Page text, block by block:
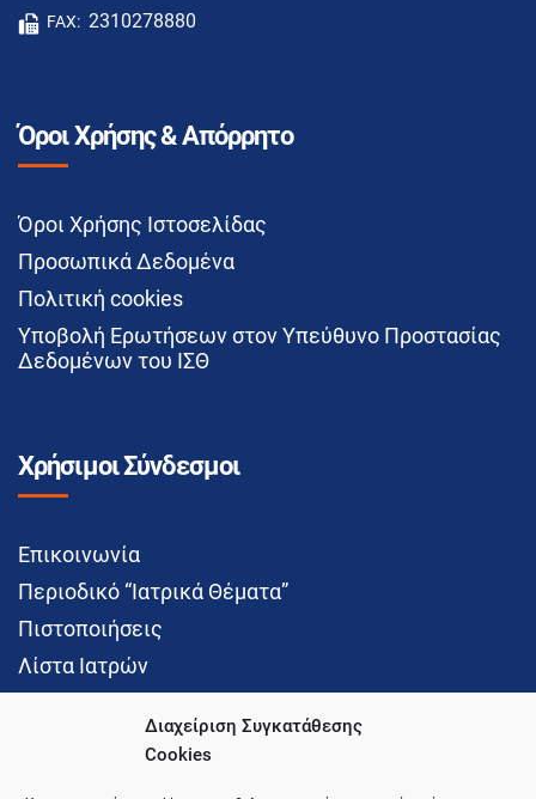
Διαχείριση Συγκατάθεσης
Cookies
FAX: 2310278880
Όροι Χρήσης & Απόρρητο
Όροι Χρήσης Ιστοσελίδας
Προσωπικά Δεδομένα
Πολιτική cookies
Υποβολή Ερωτήσεων στον Υπεύθυνο Προστασίας
Δεδομένων του ΙΣΘ
Χρήσιμοι Σύνδεσμοι
Επικοινωνία
Περιοδικό “Ιατρικά Θέματα”
Πιστοποιήσεις
Λίστα Ιατρών
Social Media